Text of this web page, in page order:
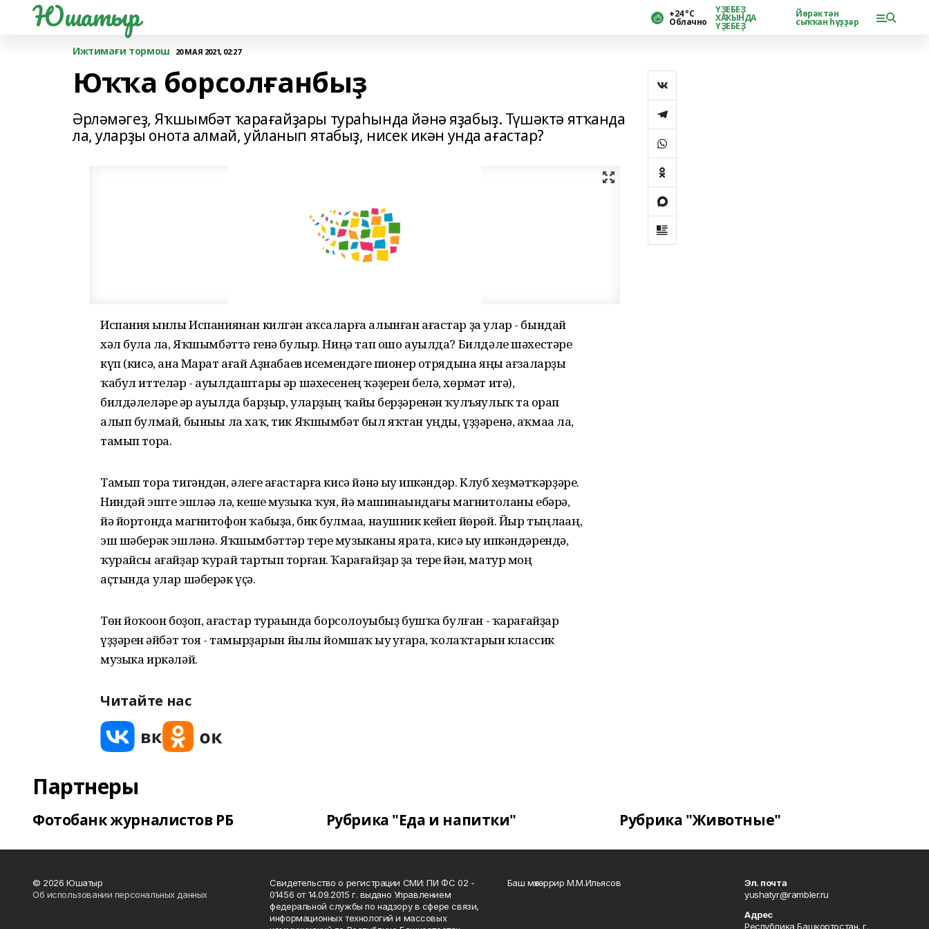
Юшатыр +24 °С
Облачно
ҮҘЕБЕҘ
ХАҠЫНДА
ҮҘЕБЕҘ
Йөрәктән
сыҡҡан һүҙҙәр
Ижтимағи тормош 20 МАЯ 2021, 02:27
Юҡҡа борсолғанбыҙ
Әрләмәгеҙ, Яҡшымбәт ҡарағайҙары тураһында йәнә яҙабыҙ. Түшәктә ятҡанда
ла, уларҙы онота алмай, уйланып ятабыҙ, нисек икән унда ағастар?
Испания һынлы Испаниянан килгән аҡсаларға алынған ағастар ҙа улар - бындай
хәл булһа ла, Яҡшымбәттә генә булыр. Ниңә тап ошо ауылда? Билдәле шәхестәре
күп (кисә, ана Марат ағай Аҙнабаев исемендәге пионер отрядына яңы ағзаларҙы
ҡабул иттеләр - ауылдаштары һәр шәхесенең ҡәҙерен белә, хөрмәт итә),
билдәлеләре һәр ауылда барҙыр, уларҙың ҡайһы берҙәренән ҡулъяулыҡ та һорап
алып булмай, быныһы ла хаҡ, тик Яҡшымбәт был яҡтан уңды, үҙҙәренә, аҡмаһа ла,
тамып тора.
Тамып тора тигәндән, әлеге ағастарға кисә йәнә һыу һипкәндәр. Клуб хеҙмәтҡәрҙәре.
Ниндәй эште эшләһә лә, кеше музыка ҡуя, йә машинаһындағы магнитоланы ебәрә,
йә йортонда магнитофон ҡабыҙа, бик булмаһа, наушник кейеп йөрөй. Йыр тыңлаһаң,
эш шәберәк эшләнә. Яҡшымбәттәр тере музыканы ярата, кисә һыу һипкәндәрендә,
ҡурайсы ағайҙар ҡурай тартып торған. Ҡарағайҙар ҙа тере йән, матур моң
аҫтында улар шәберәк үҫә.
Төн йоҡоһон боҙоп, ағастар тураһында борсолоуыбыҙ бушҡа булған - ҡарағайҙар
үҙҙәрен һәйбәт тоя - тамырҙарын йылы йомшаҡ һыу һуғара, ҡолаҡтарын классик
музыка иркәләй.
Читайте нас
Партнеры
Фотобанк журналистов РБ Рубрика "Еда и напитки" Рубрика "Животные"
© 2026 Юшатыр
Об использовании персональных данных
Свидетельство о регистрации СМИ: ПИ ФС 02 -
01456 от 14.09.2015 г. выдано Управлением
федеральной службы по надзору в сфере связи,
информационных технологий и массовых
Баш мөхәррир М.М.Ильясов
Эл. почта
yushatyr@rambler.ru
Адрес
Республика Башкортостан, г.